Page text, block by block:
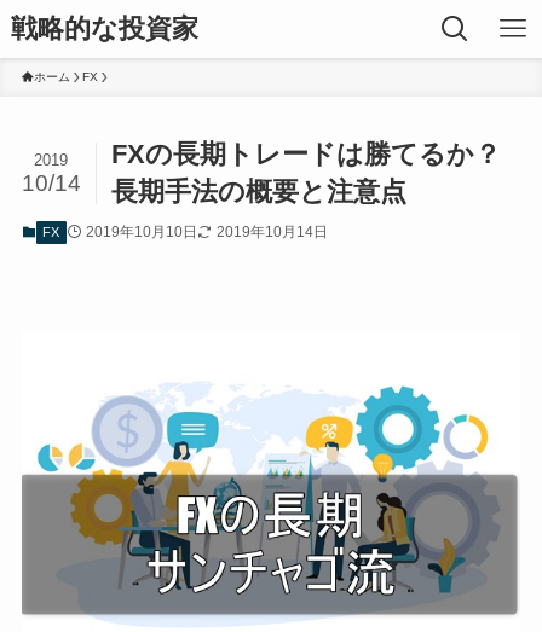
戦略的な投資家
ホーム FX
FXの長期トレードは勝てるか？
長期手法の概要と注意点
2019
10/14
FX 2019年10月10日 2019年10月14日